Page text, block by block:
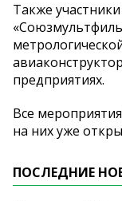
Также
предприятиях.
Все
на них уже
ПОСЛЕДНИЕ